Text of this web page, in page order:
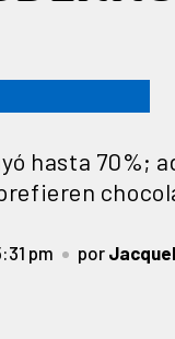
hasta 70%;
pm por